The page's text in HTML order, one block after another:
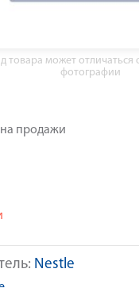
товара может отличаться
фотографии
Nestle
продажи